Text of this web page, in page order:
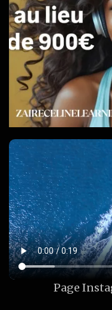
Page